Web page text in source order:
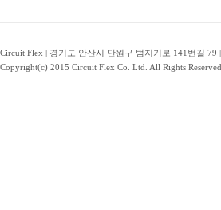
Circuit Flex | 경기도 안산시 단원구 범지기로 141번길 79
Copyright(c) 2015 Circuit Flex Co. Ltd. All Rights Reserved.